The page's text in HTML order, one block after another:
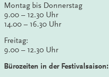
Montag bis Donnerstag
9.00 – 12.30 Uhr
14.00 – 16.30 Uhr
Freitag:
9.00 – 12.30 Uhr
Bürozeiten in der Festivalsaison: